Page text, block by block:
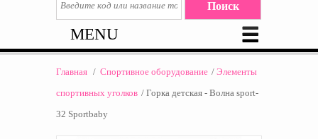
MENU
Главная / Спортивное оборудование / Элементы
спортивных уголков / Горка детская - Волна sport-
32 Sportbaby